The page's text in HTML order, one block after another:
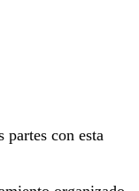
partes con esta